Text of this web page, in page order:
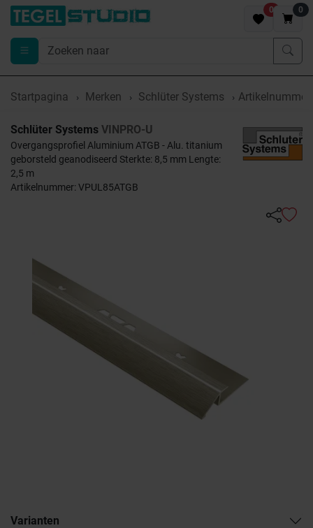
0 0
Startpagina Merken Schlüter Systems Artikelnummer
Schlüter Systems VINPRO-U
Overgangsprofiel Aluminium ATGB - Alu. titanium
geborsteld geanodiseerd Sterkte: 8,5 mm Lengte:
2,5 m
Artikelnummer: VPUL85ATGB
Varianten